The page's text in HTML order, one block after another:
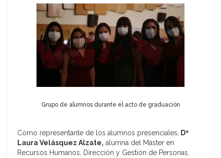
Grupo de alumnos durante el acto de graduación
Como representante de los alumnos presenciales, Dª
Laura Velásquez Alzate, alumna del Máster en
Recursos Humanos, Dirección y Gestión de Personas,